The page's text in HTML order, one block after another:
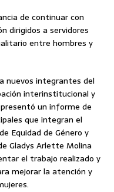
de continuar con
dirigidos a servidores
entre hombres y
nuevos integrantes del
interinstitucional y
un informe de
que integran el
Equidad de Género y
Gladys Arlette Molina
el trabajo realizado y
mejorar la atención y